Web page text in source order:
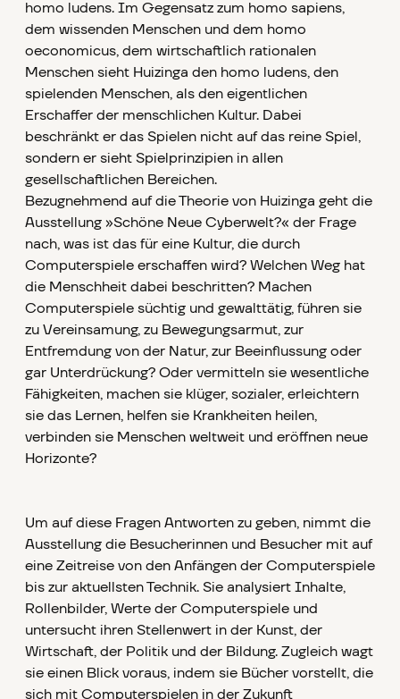
homo ludens. Im Gegensatz zum homo sapiens,
dem wissenden Menschen und dem homo
oeconomicus, dem wirtschaftlich rationalen
Menschen sieht Huizinga den homo ludens, den
spielenden Menschen, als den eigentlichen
Erschaffer der menschlichen Kultur. Dabei
beschränkt er das Spielen nicht auf das reine Spiel,
sondern er sieht Spielprinzipien in allen
gesellschaftlichen Bereichen.
Bezugnehmend auf die Theorie von Huizinga geht die
Ausstellung »Schöne Neue Cyberwelt?« der Frage
nach, was ist das für eine Kultur, die durch
Computerspiele erschaffen wird? Welchen Weg hat
die Menschheit dabei beschritten? Machen
Computerspiele süchtig und gewalttätig, führen sie
zu Vereinsamung, zu Bewegungsarmut, zur
Entfremdung von der Natur, zur Beeinflussung oder
gar Unterdrückung? Oder vermitteln sie wesentliche
Fähigkeiten, machen sie klüger, sozialer, erleichtern
sie das Lernen, helfen sie Krankheiten heilen,
verbinden sie Menschen weltweit und eröffnen neue
Horizonte?
Um auf diese Fragen Antworten zu geben, nimmt die
Ausstellung die Besucherinnen und Besucher mit auf
eine Zeitreise von den Anfängen der Computerspiele
bis zur aktuellsten Technik. Sie analysiert Inhalte,
Rollenbilder, Werte der Computerspiele und
untersucht ihren Stellenwert in der Kunst, der
Wirtschaft, der Politik und der Bildung. Zugleich wagt
sie einen Blick voraus, indem sie Bücher vorstellt, die
sich mit Computerspielen in der Zukunft